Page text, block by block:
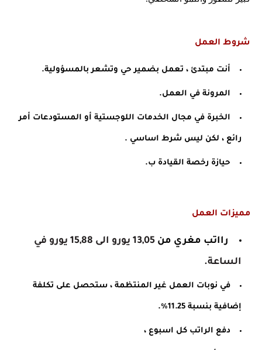
شروط العمل
أنت مبتدئ ، تعمل بضمير حي وتشعر بالمسؤولية.
المرونة في العمل.
الخبرة في مجال الخدمات اللوجستية أو المستودعات أمر
رائع ، لكن ليس شرط اساسي .
حيازة رخصة القيادة ب.
مميزات العمل
رااتب مغري من
13,05 يورو الى 15,88 يورو في
الساعة.
إضافية بنسبة 11.25٪.
دفع الراتب كل اسبوع ،